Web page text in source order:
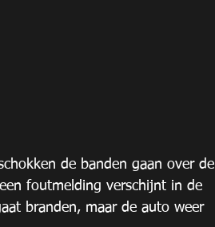
de banden gaan over de
foutmelding verschijnt in de
branden, maar de auto weer